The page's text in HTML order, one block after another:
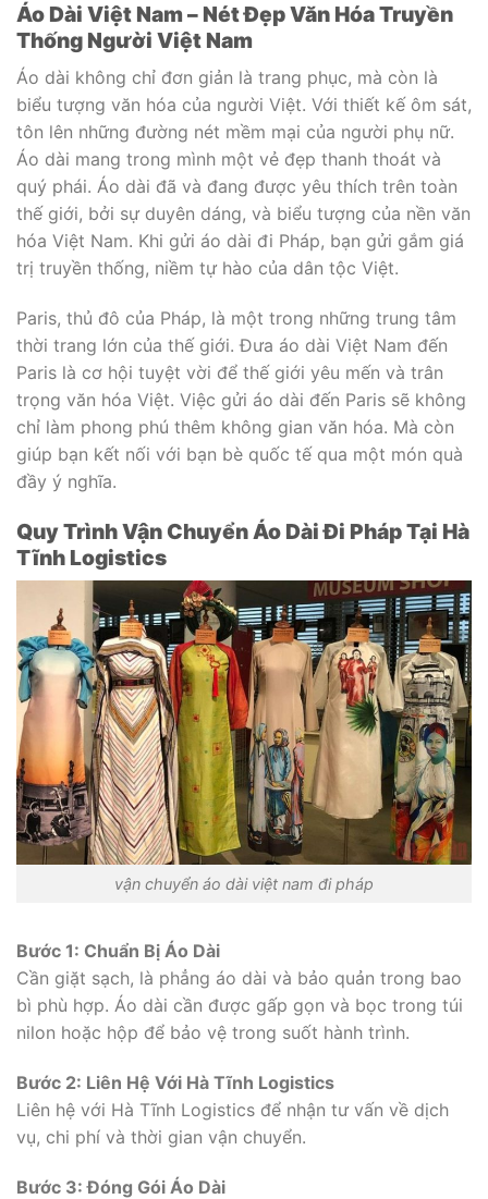
Áo Dài Việt Nam – Nét Đẹp Văn Hóa Truyền
Thống Người Việt Nam
Áo dài không chỉ đơn giản là trang phục, mà còn là
biểu tượng văn hóa của người Việt. Với thiết kế ôm sát,
tôn lên những đường nét mềm mại của người phụ nữ.
Áo dài mang trong mình một vẻ đẹp thanh thoát và
quý phái. Áo dài đã và đang được yêu thích trên toàn
thế giới, bởi sự duyên dáng, và biểu tượng của nền văn
hóa Việt Nam. Khi gửi áo dài đi Pháp, bạn gửi gắm giá
trị truyền thống, niềm tự hào của dân tộc Việt.
Paris, thủ đô của Pháp, là một trong những trung tâm
thời trang lớn của thế giới. Đưa áo dài Việt Nam đến
Paris là cơ hội tuyệt vời để thế giới yêu mến và trân
trọng văn hóa Việt. Việc gửi áo dài đến Paris sẽ không
chỉ làm phong phú thêm không gian văn hóa. Mà còn
giúp bạn kết nối với bạn bè quốc tế qua một món quà
đầy ý nghĩa.
Quy Trình Vận Chuyển Áo Dài Đi Pháp Tại Hà
Tĩnh Logistics
vận chuyển áo dài việt nam đi pháp
Bước 1: Chuẩn Bị Áo Dài
Cần giặt sạch, là phẳng áo dài và bảo quản trong bao
bì phù hợp. Áo dài cần được gấp gọn và bọc trong túi
nilon hoặc hộp để bảo vệ trong suốt hành trình.
Bước 2: Liên Hệ Với Hà Tĩnh Logistics
Liên hệ với Hà Tĩnh Logistics để nhận tư vấn về dịch
vụ, chi phí và thời gian vận chuyển.
Bước 3: Đóng Gói Áo Dài